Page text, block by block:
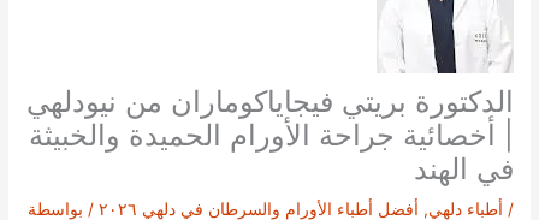
الدكتورة بريتي فيجاياكوماران من نيودلهي
| أخصائية جراحة الأورام الحميدة والخبيثة
في الهند
/ أطباء دلهي, أفضل أطباء الأورام والسرطان في دلهي ٢٠٢٦
/ بواسطة